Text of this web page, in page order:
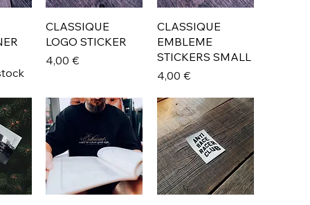
CLASSIQUE
LOGO STICKER
Prix
4,00 €
CLASSIQUE
EMBLEME
STICKERS SMALL
Prix
4,00 €